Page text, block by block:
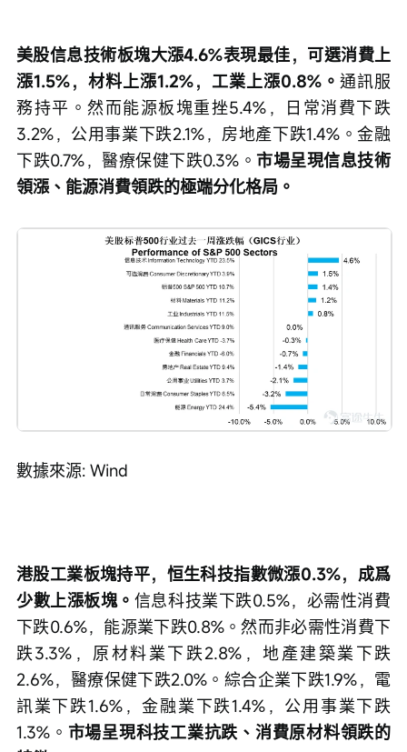
美股信息技術板塊大漲4.6%表現最佳，可選消費上
漲1.5%，材料上漲1.2%，工業上漲0.8%。 通訊服
務持平。然而能源板塊重挫5.4%，日常消費下跌
3.2%，公用事業下跌2.1%，房地產下跌1.4%。金融
下跌0.7%，醫療保健下跌0.3%。 市場呈現信息技術
領漲、能源消費領跌的極端分化格局。
數據來源: Wind
港股工業板塊持平，恒生科技指數微漲0.3%，成爲
少數上漲板塊。 信息科技業下跌0.5%，必需性消費
下跌0.6%，能源業下跌0.8%。然而非必需性消費下
跌3.3%，原材料業下跌2.8%，地產建築業下跌
2.6%，醫療保健下跌2.0%。綜合企業下跌1.9%，電
訊業下跌1.6%，金融業下跌1.4%，公用事業下跌
1.3%。 市場呈現科技工業抗跌、消費原材料領跌的